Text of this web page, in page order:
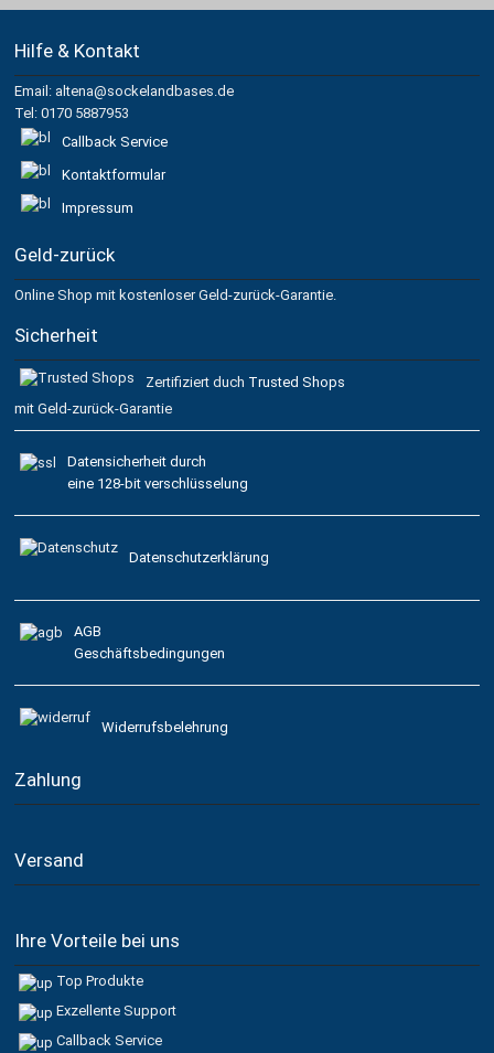
Hilfe & Kontakt
Email: altena@sockelandbases.de
Tel: 0170 5887953
Callback Service
Kontaktformular
Impressum
Geld-zurück
Online Shop mit kostenloser Geld-zurück-Garantie.
Sicherheit
Zertifiziert duch Trusted Shops
mit Geld-zurück-Garantie
Datensicherheit durch
eine 128-bit verschlüsselung
Datenschutzerklärung
AGB
Geschäftsbedingungen
Widerrufsbelehrung
Zahlung
Versand
Ihre Vorteile bei uns
Top Produkte
Exzellente Support
Callback Service